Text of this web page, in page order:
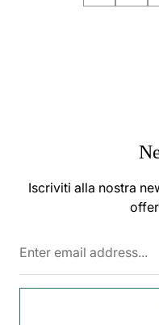
Iscriviti alla nostra